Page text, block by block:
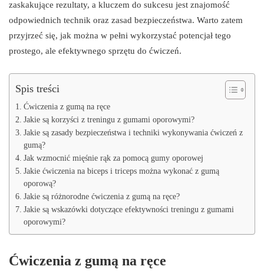
zaskakujące rezultaty, a kluczem do sukcesu jest znajomość
odpowiednich technik oraz zasad bezpieczeństwa. Warto zatem
przyjrzeć się, jak można w pełni wykorzystać potencjał tego
prostego, ale efektywnego sprzętu do ćwiczeń.
Spis treści
Ćwiczenia z gumą na ręce
Jakie są korzyści z treningu z gumami oporowymi?
Jakie są zasady bezpieczeństwa i techniki wykonywania ćwiczeń z
gumą?
Jak wzmocnić mięśnie rąk za pomocą gumy oporowej
Jakie ćwiczenia na biceps i triceps można wykonać z gumą
oporową?
Jakie są różnorodne ćwiczenia z gumą na ręce?
Jakie są wskazówki dotyczące efektywności treningu z gumami
oporowymi?
Ćwiczenia z gumą na ręce